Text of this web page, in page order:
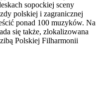
sopockiej sceny
polskiej i zagranicznej
ponad 100 muzyków. Na
się także, zlokalizowana
Polskiej Filharmonii